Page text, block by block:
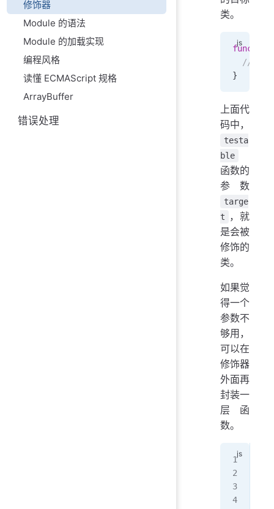
修饰器
Module 的语法
Module 的加载实现
编程风格
读懂 ECMAScript 规格
ArrayBuffer
错误处理
类。
function
  // ...
}
上面代
码中，
testa
ble
函数的
参数
targe
t
，就
是会被
修饰的
类。
如果觉
得一个
参数不
够用，
可以在
修饰器
外面再
封装一
层函
数。